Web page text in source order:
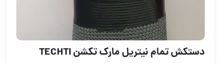
️دستکش تمام نیتریل مارک تکشن TECHTI